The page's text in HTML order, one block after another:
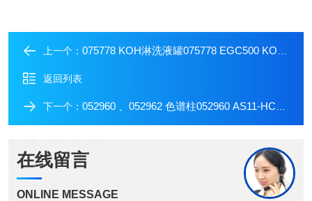
上一个： 075778 KOH淋洗液罐075778 EGC500 KOH淋洗液罐
返回列表
下一个： 052960 、052962 色谱柱052960 AS11-HC（4x250mm）色谱柱
在线留言
ONLINE MESSAGE